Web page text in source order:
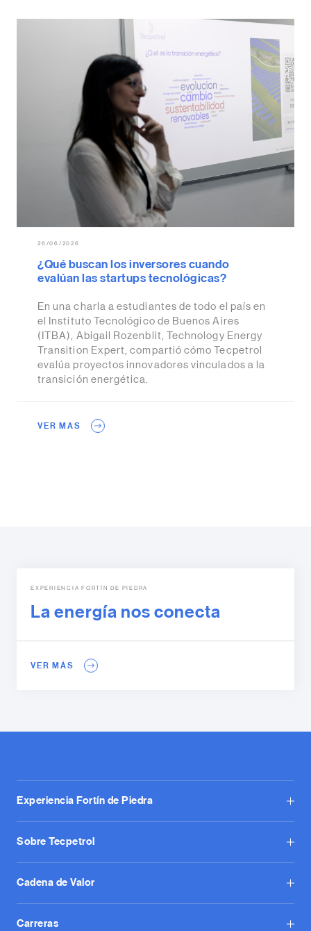
26/06/2026
¿Qué buscan los inversores cuando
evalúan las startups tecnológicas?
En una charla a estudiantes de todo el país en
el Instituto Tecnológico de Buenos Aires
(ITBA), Abigail Rozenblit, Technology Energy
Transition Expert, compartió cómo Tecpetrol
evalúa proyectos innovadores vinculados a la
transición energética.
VER MAS
EXPERIENCIA FORTÍN DE PIEDRA
La energía nos conecta
VER MÁS
Experiencia Fortín de Piedra
Sobre Tecpetrol
Cadena de Valor
Carreras